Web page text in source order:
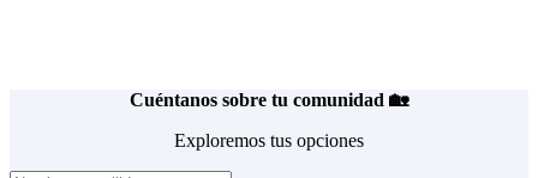
Cuéntanos sobre tu comunidad 🏡
Exploremos tus opciones